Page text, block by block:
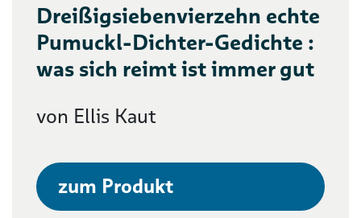
Dreißigsiebenvierzehn echte
Pumuckl-Dichter-Gedichte :
was sich reimt ist immer gut
von Ellis Kaut
zum Produkt